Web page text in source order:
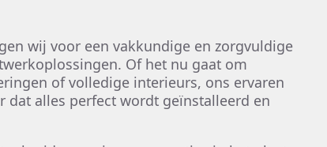
wij voor een vakkundige en zorgvuldige
Of het nu gaat om
of volledige interieurs, ons ervaren
dat alles perfect wordt geïnstalleerd en